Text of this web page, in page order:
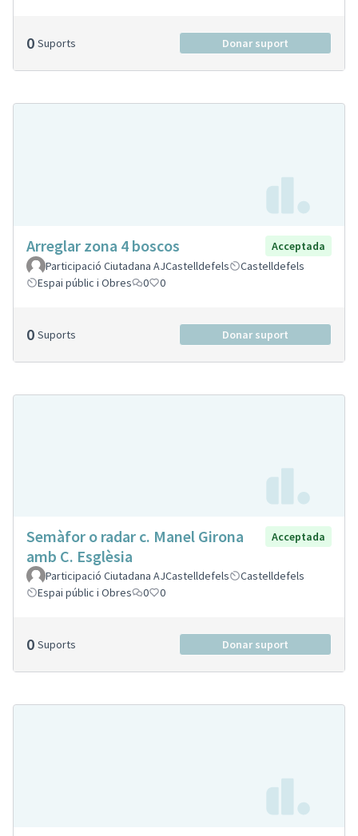
0 Suports Donar suport
Arreglar zona 4 boscos
Acceptada
Participació Ciutadana AJCastelldefels
Castelldefels
Espai públic i Obres
0 0
0 Suports Donar suport
Semàfor o radar c. Manel Girona
amb C. Esglèsia
Acceptada
Participació Ciutadana AJCastelldefels
Castelldefels
Espai públic i Obres
0 0
0 Suports Donar suport